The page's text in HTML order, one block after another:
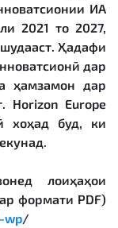
ИА
2021 то 2027,
Ҳадафи
дар
ҳамзамон дар
Horizon Europe
хоҳад буд, ки
лоиҳаҳои
формати PDF)
wp/